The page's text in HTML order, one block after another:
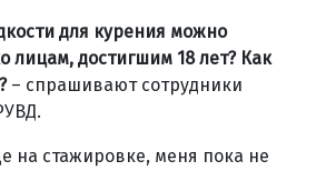
для курения можно
лицам, достигшим 18 лет? Как
– спрашивают сотрудники
на стажировке, меня пока не